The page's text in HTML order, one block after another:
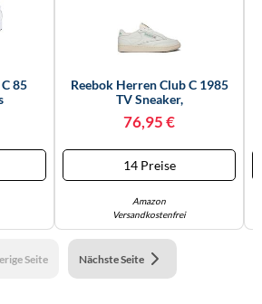
85
Reebok Herren Club C 1985
TV Sneaker,
Chalk/Paperwhite/Glen Green,
44 EU
76,95 €
14 Preise
Amazon
Versandkostenfrei
Seite Nächste Seite